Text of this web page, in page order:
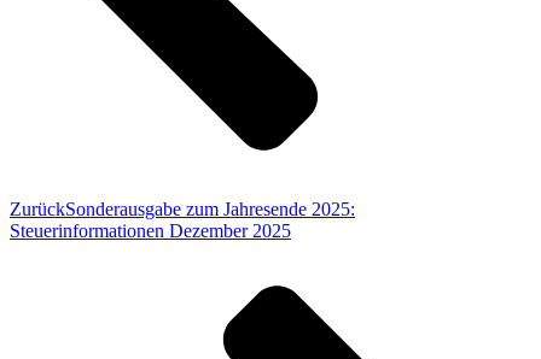
ZurückSonderausgabe zum Jahresende 2025:
Steuerinformationen Dezember 2025